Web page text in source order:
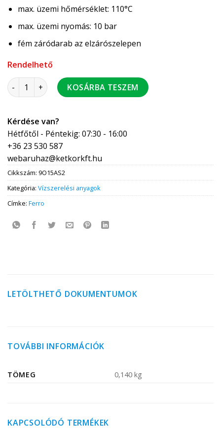
max. üzemi hőmérséklet: 110°C
max. üzemi nyomás: 10 bar
fém záródarab az elzárószelepen
Rendelhető
FERRO Automata légtelenítő 1/2" Elzáró szeleppel, max
KOSÁRBA TESZEM
Kérdése van?
Hétfőtől - Péntekig: 07:30 - 16:00
+36 23 530 587
webaruhaz@ketkorkft.hu
Cikkszám: 9O15AS2
Kategória: Vízszerelési anyagok
Címke: Ferro
LETÖLTHETŐ DOKUMENTUMOK
TOVÁBBI INFORMÁCIÓK
TÖMEG 0,140 kg
KAPCSOLÓDÓ TERMÉKEK